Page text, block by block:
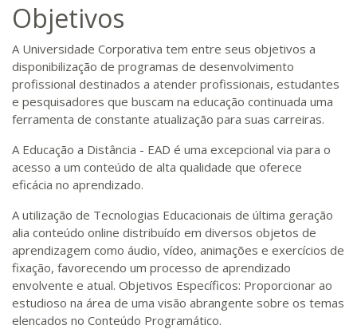
Objetivos
A Universidade Corporativa tem entre seus objetivos a
disponibilização de programas de desenvolvimento
profissional destinados a atender profissionais, estudantes
e pesquisadores que buscam na educação continuada uma
ferramenta de constante atualização para suas carreiras.
A Educação a Distância - EAD é uma excepcional via para o
acesso a um conteúdo de alta qualidade que oferece
eficácia no aprendizado.
A utilização de Tecnologias Educacionais de última geração
alia conteúdo online distribuído em diversos objetos de
aprendizagem como áudio, vídeo, animações e exercícios de
fixação, favorecendo um processo de aprendizado
envolvente e atual. Objetivos Específicos: Proporcionar ao
estudioso na área de uma visão abrangente sobre os temas
elencados no Conteúdo Programático.